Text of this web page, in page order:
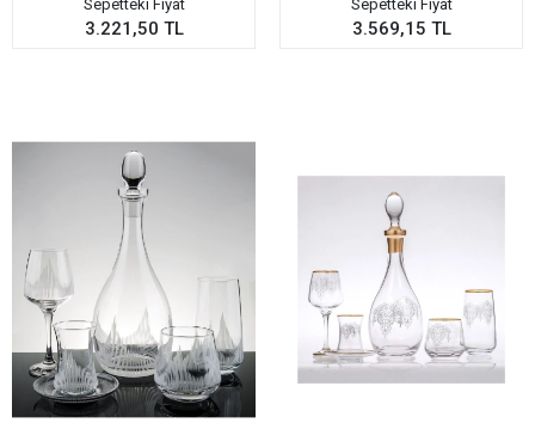
Sepetteki Fiyat
3.221,50 TL
Sepetteki Fiyat
3.569,15 TL